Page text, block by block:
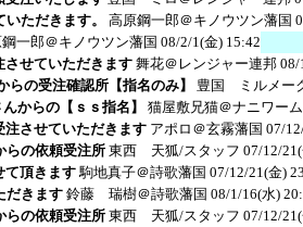
ただきます。
高原鋼一郎＠キノウツン藩国
一郎＠キノウツン藩国 08/2/1(金) 15:42
させていただきます 舞花＠レンジャー連邦 08/
の受注確認所【指名のみ】
豊国 ミルメー
からの【ｓｓ指名】
猫屋敷兄猫＠ナニワー
注させていただきます アポロ＠玄霧藩国 07/
の依頼受注所 東西 天狐/スタッフ 07/12/
て頂きます 駒地真子＠詩歌藩国 07/12/21(金)
だきます鈴藤 瑞樹＠詩歌藩国 08/1/16(水)
の依頼受注所 東西 天狐/スタッフ 07/12/